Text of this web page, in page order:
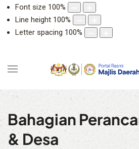
Font size 100%
Line height 100%
Letter spacing 100%
Bahagian
& Desa